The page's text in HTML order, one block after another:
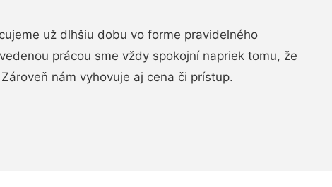
už dlhšiu dobu vo forme pravidelného
prácou sme vždy spokojní napriek tomu, že
nám vyhovuje aj cena či prístup.